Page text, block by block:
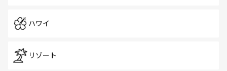
ハワイ
リゾート